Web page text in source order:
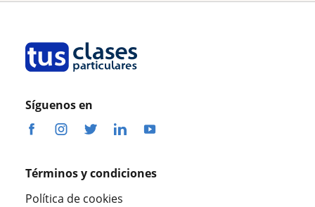
Síguenos en
Términos y condiciones
Política de cookies